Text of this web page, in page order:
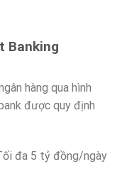
Banking
hàng qua hình
được quy định
đa 5 tỷ đồng/ngày